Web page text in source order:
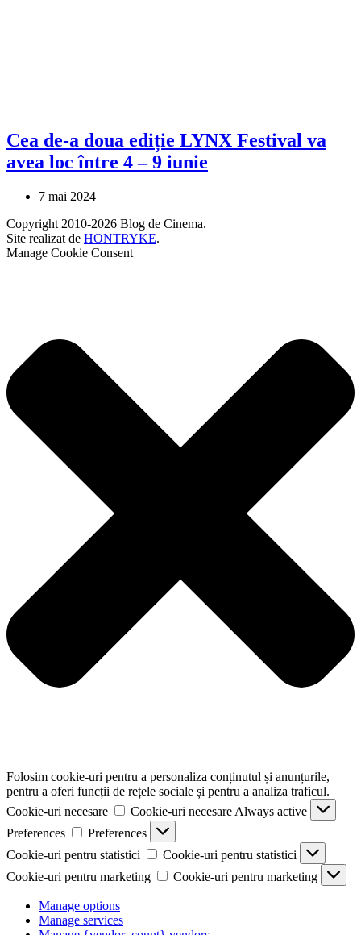
Cea de-a doua ediție LYNX Festival va
avea loc între 4 – 9 iunie
7 mai 2024
Copyright 2010-2026 Blog de Cinema.
Site realizat de HONTRYKE.
Manage Cookie Consent
Folosim cookie-uri pentru a personaliza conținutul și anunțurile,
pentru a oferi funcții de rețele sociale și pentru a analiza traficul.
Cookie-uri necesare
Cookie-uri necesare Always active
Preferences
Preferences
Cookie-uri pentru statistici
Cookie-uri pentru statistici
Cookie-uri pentru marketing
Cookie-uri pentru marketing
Manage options
Manage services